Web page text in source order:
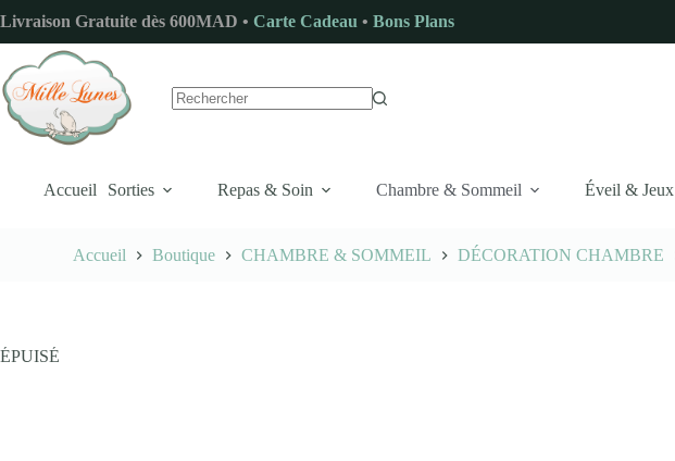
au
contenu
Livraison Gratuite dès 600MAD • Carte Cadeau • Bons Plans
Accueil Sorties Repas & Soin Chambre & Sommeil Éveil & Jeux
Accueil Boutique CHAMBRE & SOMMEIL DÉCORATION CHAMBRE
ÉPUISÉ